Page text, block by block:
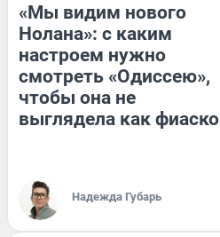
«Мы видим нового
Нолана»: с каким
настроем нужно
смотреть «Одиссею»,
чтобы она не
выглядела как фиаско
Надежда Губарь